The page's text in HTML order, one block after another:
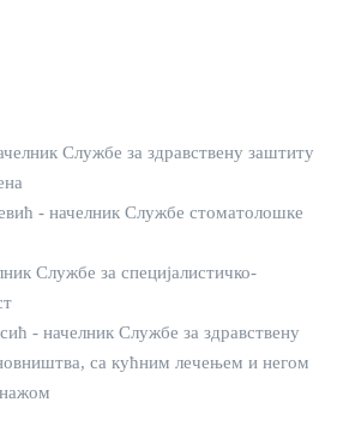
Службе за здравствену заштиту
- начелник Службе стоматолошке
Службе за специјалистичко-
- начелник Службе за здравствену
са кућним лечењем и негом